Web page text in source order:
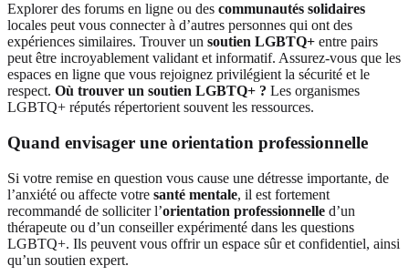
Explorer des forums en ligne ou des communautés solidaires
locales peut vous connecter à d’autres personnes qui ont des
expériences similaires. Trouver un soutien LGBTQ+ entre pairs
peut être incroyablement validant et informatif. Assurez-vous que les
espaces en ligne que vous rejoignez privilégient la sécurité et le
respect. Où trouver un soutien LGBTQ+ ? Les organismes
LGBTQ+ réputés répertorient souvent les ressources.
Quand envisager une orientation professionnelle
Si votre remise en question vous cause une détresse importante, de
l’anxiété ou affecte votre santé mentale, il est fortement
recommandé de solliciter l’orientation professionnelle d’un
thérapeute ou d’un conseiller expérimenté dans les questions
LGBTQ+. Ils peuvent vous offrir un espace sûr et confidentiel, ainsi
qu’un soutien expert.